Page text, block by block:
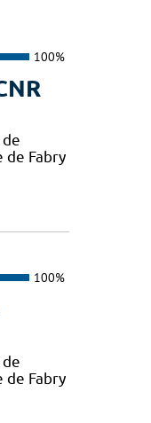
100%
de Fabry
100%
de Fabry